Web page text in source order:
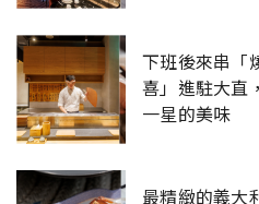
下班後來串「
喜」進駐大直
一星的美味
最精緻的義大